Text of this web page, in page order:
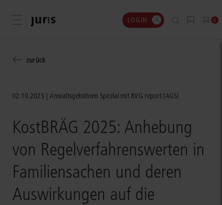
Menü öffnen LOGIN 0
zurück
02.10.2025 Anwaltsgebühren Spezial mit RVG report (AGS)
KostBRÄG 2025: Anhebung
von Regelverfahrenswerten in
Familiensachen und deren
Auswirkungen auf die